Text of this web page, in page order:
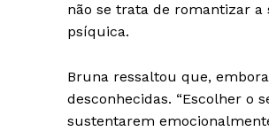
não se trata de romantizar a
psíquica.
Bruna ressaltou que,
desconhecidas. “Escolher o
sustentarem